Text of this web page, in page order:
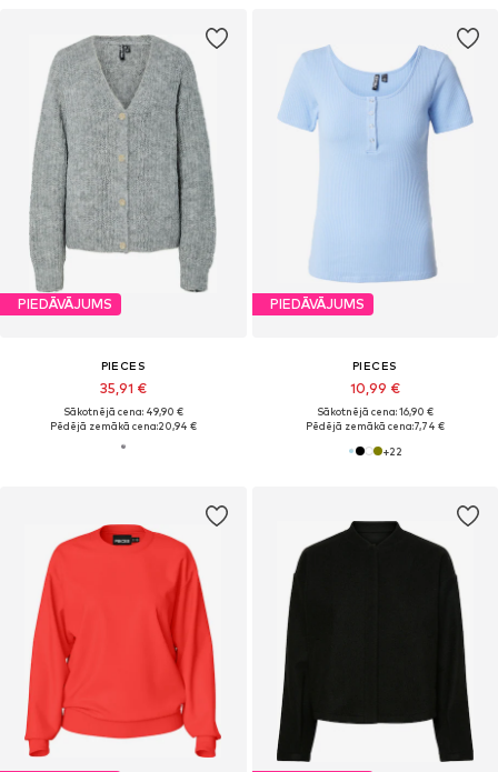
PIEDĀVĀJUMS
PIECES
35,91 €
Sākotnējā cena: 49,90 €
Pēdējā zemākā cena:20,94 €
PIEDĀVĀJUMS
PIECES
10,99 €
Sākotnējā cena: 16,90 €
Pēdējā zemākā cena:7,74 €
+22